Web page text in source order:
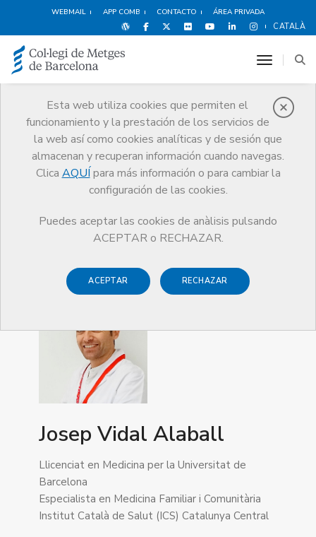
WEBMAIL APP COMB CONTACTO ÁREA PRIVADA
CATALÀ
Esta web utiliza cookies que permiten el
funcionamiento y la prestación de los servicios de
la web así como cookies analíticas y de sesión que
almacenan y recuperan información cuando navegas.
Clica AQUÍ para más información o para cambiar la
configuración de las cookies.
Puedes aceptar las cookies de anàlisis pulsando
ACEPTAR o RECHAZAR.
ACEPTAR RECHAZAR
toggle
Premios
El CoMB Guardonat Edició 2024
Guardonat Edició 2024
Josep Vidal Alaball
Llicenciat en Medicina per la Universitat de
Barcelona
Especialista en Medicina Familiar i Comunitària
Institut Català de Salut (ICS) Catalunya Central